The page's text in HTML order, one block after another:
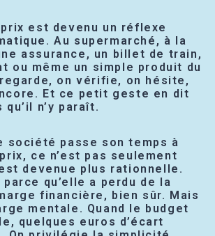
est devenu un réflexe
Au supermarché, à la
assurance, un billet de train,
ou même un simple produit du
on vérifie, on hésite,
Et ce petit geste en dit
n’y paraît.
société passe son temps à
ce n’est pas seulement
devenue plus rationnelle.
parce qu’elle a perdu de la
financière, bien sûr. Mais
mentale. Quand le budget
quelques euros d’écart